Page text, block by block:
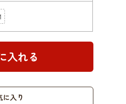
に入り